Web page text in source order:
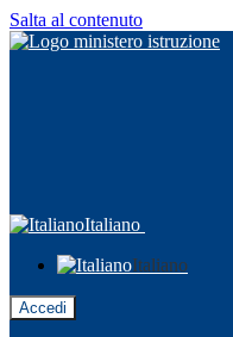
Salta al contenuto
Italiano
Italiano
Accedi